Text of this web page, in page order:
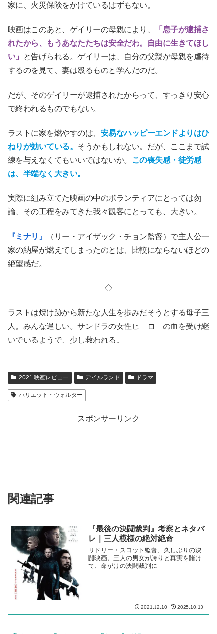
家に、火災保険をかけているはずもない。
映画はこのあと、ゲイリーの母親により、
「息子が逮捕さ
れたから、もうあなたたちは安全だわ。自由に生きてほし
い」
と告げられる。ゲイリーは、自分の父親が母親を虐待
するのを見て、妻は殴るものと学んだのだ。
だが、そのゲイリーが逮捕されたからって、すっきり安心
で終われるものでもない。
ラストに家を燃やすのは、 安易なハッピーエンドよりはひ
ねりが効いている。 そうかもしれない。だが、ここまで試
練を与えなくてもいいではないか。 この喪失感・徒労感
は、半端なく大きい。
実際に組み立てた映画の中のボランティアにとっては勿
論、その工程をみてきた我々観客にとっても、大きい。
『ミナリ』
（リー・アイザック・チョン監督）で主人公一
家の納屋が燃えてしまったのとは、比較にならないほどの
絶望感だ。
◇
ラストは焼け跡から新たな人生を歩みだそうとする母子三
人。みんな逞しい。サンドラの女性ヒーローの血を受け継
いでいるよう で、少し救われる。
2021 映画レビュー アイルランド ドラマ
ハリエット・ウォルター
スポンサーリンク
関連記事
『最後の決闘裁判』考察とネタバ
レ｜三人模様の絶対絶命
リドリー・スコット監督、久しぶりの決
闘映画。三人の男女が誇りと真実を賭け
て、命がけの決闘裁判に
2021.12.10 2025.10.10